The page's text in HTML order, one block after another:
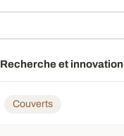
Recherche et innovation
Couverts